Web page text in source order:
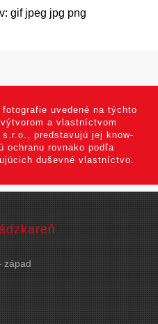
gif jpeg jpg png
uvedené na týchto
a vlastníctvom
predstavujú jej know-
ochranu rovnako podľa
duševné vlastníctvo.
západ